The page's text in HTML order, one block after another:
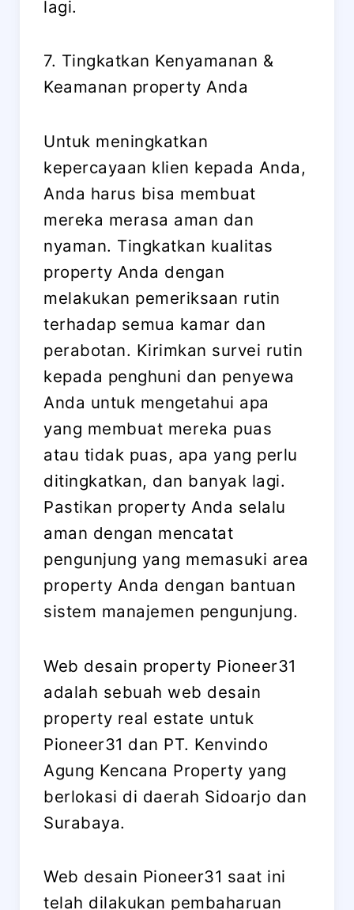
lagi.
7. Tingkatkan Kenyamanan &
Keamanan property Anda
Untuk meningkatkan
kepercayaan klien kepada Anda,
Anda harus bisa membuat
mereka merasa aman dan
nyaman. Tingkatkan kualitas
property Anda dengan
melakukan pemeriksaan rutin
terhadap semua kamar dan
perabotan. Kirimkan survei rutin
kepada penghuni dan penyewa
Anda untuk mengetahui apa
yang membuat mereka puas
atau tidak puas, apa yang perlu
ditingkatkan, dan banyak lagi.
Pastikan property Anda selalu
aman dengan mencatat
pengunjung yang memasuki area
property Anda dengan bantuan
sistem manajemen pengunjung.
Web desain property Pioneer31
adalah sebuah web desain
property real estate untuk
Pioneer31 dan PT. Kenvindo
Agung Kencana Property yang
berlokasi di daerah Sidoarjo dan
Surabaya.
Web desain Pioneer31 saat ini
telah dilakukan pembaharuan